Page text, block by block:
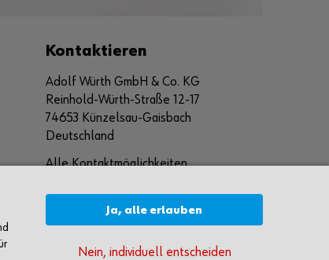
Kontaktieren
Adolf Würth GmbH & Co. KG
Reinhold-Würth-Straße 12-17
74653 Künzelsau-Gaisbach
Deutschland
Alle Kontaktmöglichkeiten
+49 7940 15-2400
info@wuerth.com
Ja, alle erlauben
Nein, individuell entscheiden